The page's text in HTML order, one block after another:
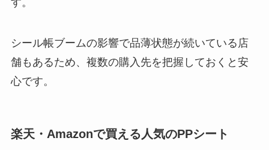
シール帳ブームの影響で品薄状態が続いている店
舗もあるため、複数の購入先を把握しておくと安
心です。
楽天・Amazonで買える人気のPPシート